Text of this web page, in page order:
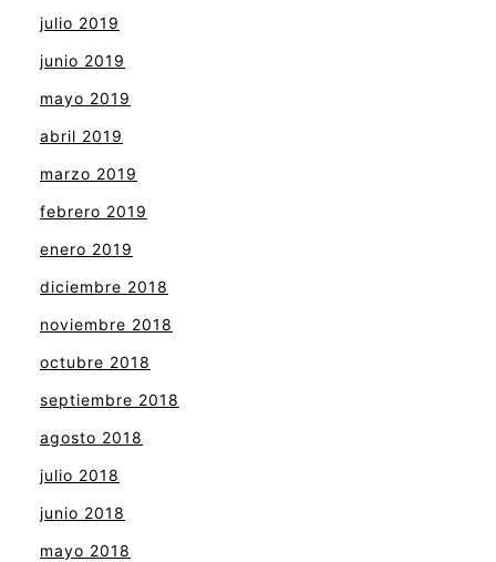
julio 2019
junio 2019
mayo 2019
abril 2019
marzo 2019
febrero 2019
enero 2019
diciembre 2018
noviembre 2018
octubre 2018
septiembre 2018
agosto 2018
julio 2018
junio 2018
mayo 2018